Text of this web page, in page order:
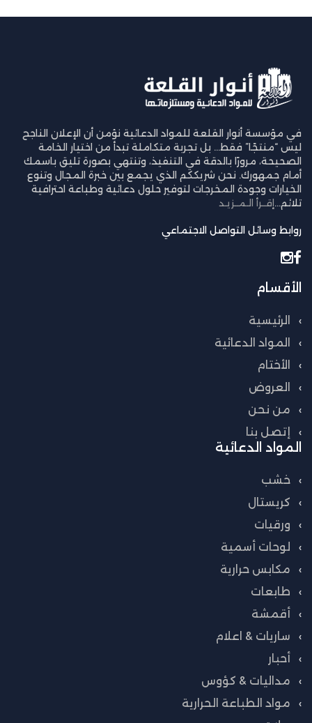
في مؤسسة أنوار القلعة للمواد الدعائية نؤمن أن الإعلان الناجح
ليس “منتجًا” فقط… بل تجربة متكاملة تبدأ من اختيار الخامة
الصحيحة، مرورًا بالدقة في التنفيذ، وتنتهي بصورة تليق باسمك
أمام جمهورك. نحن شريككم الذي يجمع بين خبرة المجال وتنوع
الخيارات وجودة المخرجات لتوفير حلول دعائية وطباعة احترافية
تلائم... إقــرأ الـمــزيـد
روابط وسائل التواصل الاجتماعي
الأقسام
الرئيسية
المواد الدعائية
الأختام
العروض
من نحن
إتصل بنا
المواد الدعائية
خشب
كريستال
ورقيات
لوحات أسمية
مكابس حرارية
طابعات
أقمشة
ساريات & اعلام
أحبار
مداليات & كؤوس
مواد الطباعة الحرارية